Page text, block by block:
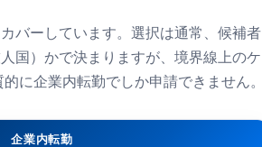
バーしています。選択は通常、候補者
国）かで決まりますが、境界線上のケ
に企業内転勤でしか申請できません。
企業内転勤